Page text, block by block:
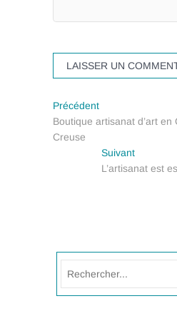
Navigation
de
PrécédentPrevious
post:
Boutique artisanat d’art en
Creuse
SuivantNext
post:
L’artisanat est